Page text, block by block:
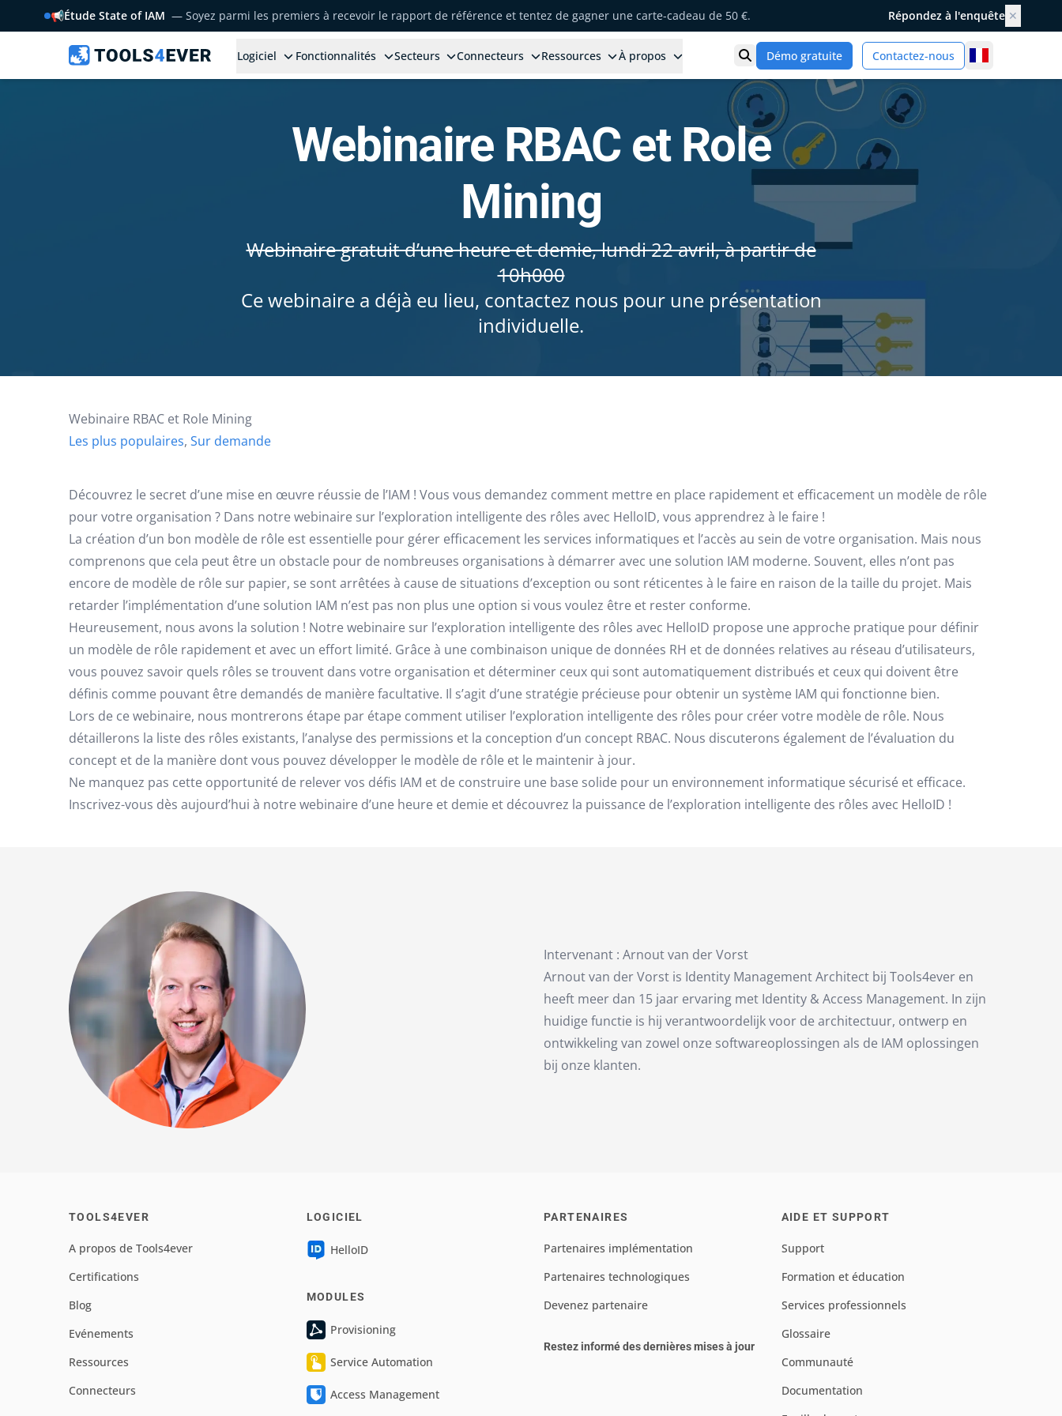
📢Étude State of IAM — Soyez parmi les premiers à recevoir le rapport de référence et tentez de gagner une carte-cadeau de 50 €. Répondez à l'enquête ✕
Logiciel Fonctionnalités Secteurs Connecteurs Ressources À propos Ouvrir la recherche
Démo gratuite Contactez-nous
Webinaire RBAC et Role
Mining
Webinaire gratuit d’une heure et demie, lundi 22 avril, à partir de
10h000
Ce webinaire a déjà eu lieu, contactez nous pour une présentation
individuelle.
Webinaire RBAC et Role Mining
Les plus populaires, Sur demande
Découvrez le secret d’une mise en œuvre réussie de l’IAM ! Vous vous demandez comment mettre en place rapidement et efficacement un modèle de rôle
pour votre organisation ? Dans notre webinaire sur l’exploration intelligente des rôles avec HelloID, vous apprendrez à le faire !
La création d’un bon modèle de rôle est essentielle pour gérer efficacement les services informatiques et l’accès au sein de votre organisation. Mais nous
comprenons que cela peut être un obstacle pour de nombreuses organisations à démarrer avec une solution IAM moderne. Souvent, elles n’ont pas
encore de modèle de rôle sur papier, se sont arrêtées à cause de situations d’exception ou sont réticentes à le faire en raison de la taille du projet. Mais
retarder l’implémentation d’une solution IAM n’est pas non plus une option si vous voulez être et rester conforme.
Heureusement, nous avons la solution ! Notre webinaire sur l’exploration intelligente des rôles avec HelloID propose une approche pratique pour définir
un modèle de rôle rapidement et avec un effort limité. Grâce à une combinaison unique de données RH et de données relatives au réseau d’utilisateurs,
vous pouvez savoir quels rôles se trouvent dans votre organisation et déterminer ceux qui sont automatiquement distribués et ceux qui doivent être
définis comme pouvant être demandés de manière facultative. Il s’agit d’une stratégie précieuse pour obtenir un système IAM qui fonctionne bien.
Lors de ce webinaire, nous montrerons étape par étape comment utiliser l’exploration intelligente des rôles pour créer votre modèle de rôle. Nous
détaillerons la liste des rôles existants, l’analyse des permissions et la conception d’un concept RBAC. Nous discuterons également de l’évaluation du
concept et de la manière dont vous pouvez développer le modèle de rôle et le maintenir à jour.
Ne manquez pas cette opportunité de relever vos défis IAM et de construire une base solide pour un environnement informatique sécurisé et efficace.
Inscrivez-vous dès aujourd’hui à notre webinaire d’une heure et demie et découvrez la puissance de l’exploration intelligente des rôles avec HelloID !
Intervenant : Arnout van der Vorst
Arnout van der Vorst is Identity Management Architect bij Tools4ever en
heeft meer dan 15 jaar ervaring met Identity & Access Management. In zijn
huidige functie is hij verantwoordelijk voor de architectuur, ontwerp en
ontwikkeling van zowel onze softwareoplossingen als de IAM oplossingen
bij onze klanten.
TOOLS4EVER
A propos de Tools4ever
Certifications
Blog
Evénements
Ressources
Connecteurs
LOGICIEL
HelloID
MODULES
Provisioning
Service Automation
Access Management
PARTENAIRES
Partenaires implémentation
Partenaires technologiques
Devenez partenaire
Restez informé des dernières mises à jour
AIDE ET SUPPORT
Support
Formation et éducation
Services professionnels
Glossaire
Communauté
Documentation